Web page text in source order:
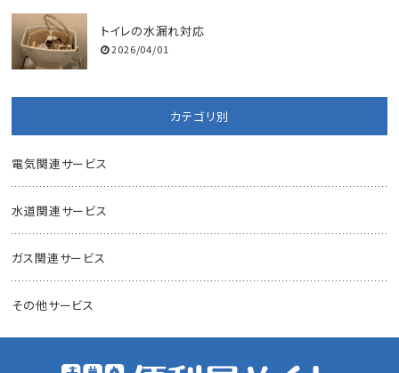
トイレの水漏れ対応
2026/04/01
カテゴリ別
電気関連サービス
水道関連サービス
ガス関連サービス
その他サービス